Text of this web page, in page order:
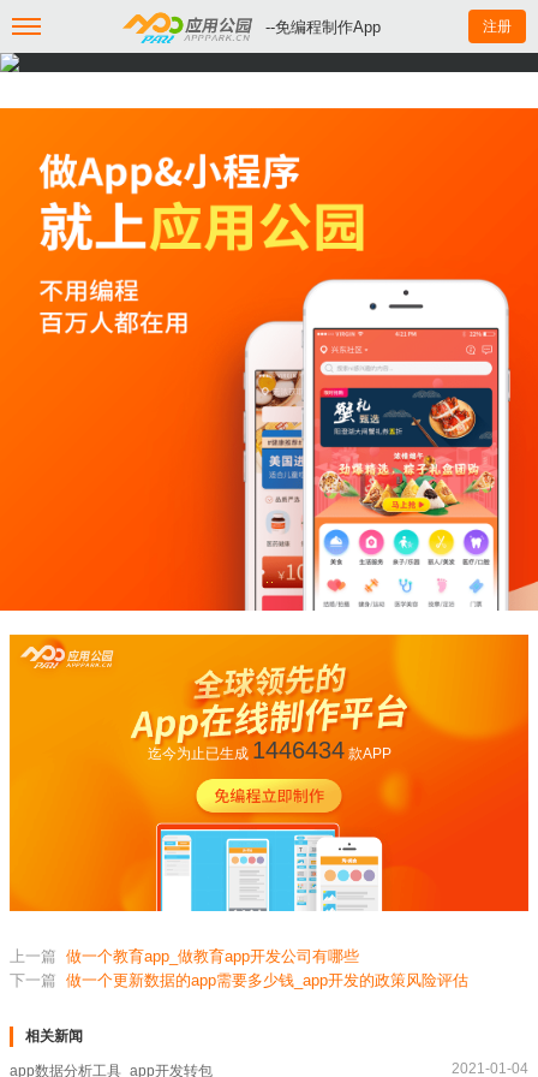
--免编程制作App 注册
迄今为止已生成 1446434款APP
上一篇 做一个教育app_做教育app开发公司有哪些
下一篇 做一个更新数据的app需要多少钱_app开发的政策风险评估
相关新闻
app数据分析工具_app开发转包 2021-01-04